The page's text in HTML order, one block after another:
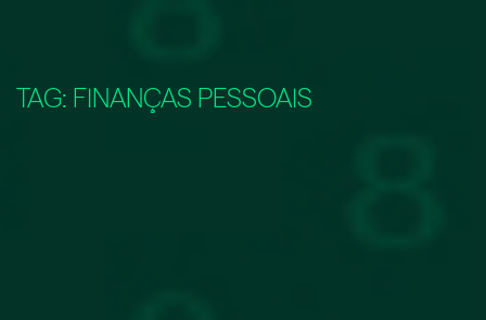
TAG: FINANÇAS PESSOAIS